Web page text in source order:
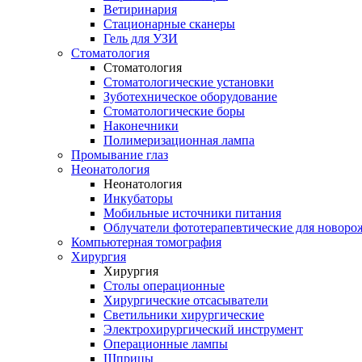
Ветиринария
Стационарные сканеры
Гель для УЗИ
Стоматология
Стоматология
Стоматологические установки
Зуботехническое оборудование
Стоматологические боры
Наконечники
Полимеризационная лампа
Промывание глаз
Неонатология
Неонатология
Инкубаторы
Мобильные источники питания
Облучатели фототерапевтические для
Компьютерная томография
Хирургия
Хирургия
Столы операционные
Хирургические отсасыватели
Светильники хирургические
Электрохирургический инструмент
Операционные лампы
Шприцы